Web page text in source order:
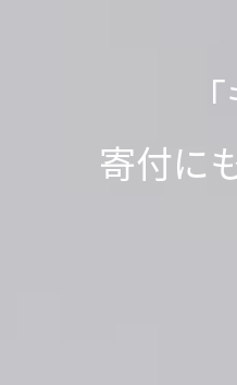
「ありが
品を送って
水をきれ
取
寄付に
たの不用品
「も
のスッキリ
「ありが
品を送って
水をきれ
取